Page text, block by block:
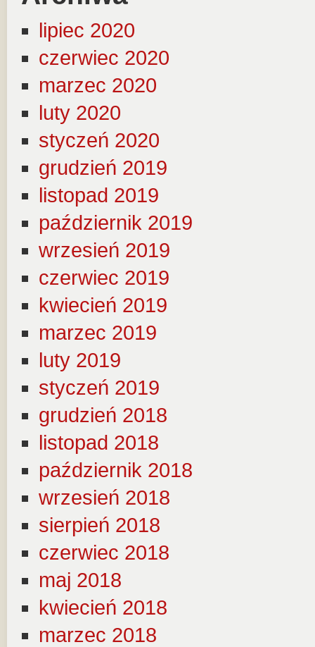
lipiec 2020
czerwiec 2020
marzec 2020
luty 2020
styczeń 2020
grudzień 2019
listopad 2019
październik 2019
wrzesień 2019
czerwiec 2019
kwiecień 2019
marzec 2019
luty 2019
styczeń 2019
grudzień 2018
listopad 2018
październik 2018
wrzesień 2018
sierpień 2018
czerwiec 2018
maj 2018
kwiecień 2018
marzec 2018